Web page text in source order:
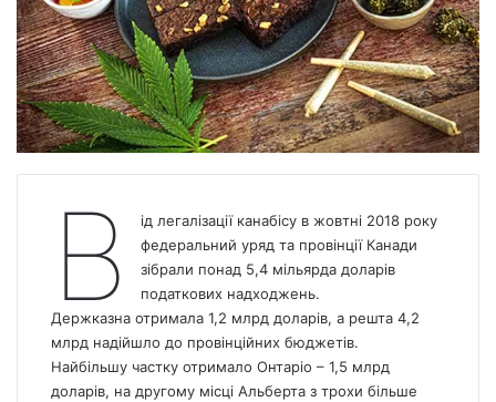
В
ід легалізації канабісу в жовтні 2018 року
федеральний уряд та провінції Канади
зібрали понад 5,4 мільярда доларів
податкових надходжень.
Держказна отримала 1,2 млрд доларів, а решта 4,2
млрд надійшло до провінційних бюджетів.
Найбільшу частку отримало Онтаріо – 1,5 млрд
доларів, на другому місці Альберта з трохи більше